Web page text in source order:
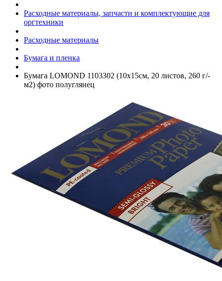
Расходные материалы, запчасти и комплектующие для
оргтехники
Расходные материалы
Бумага и пленка
Бумага LOMOND 1103302 (10x15см, 20 листов, 260 г/­
м2) фото полуглянец